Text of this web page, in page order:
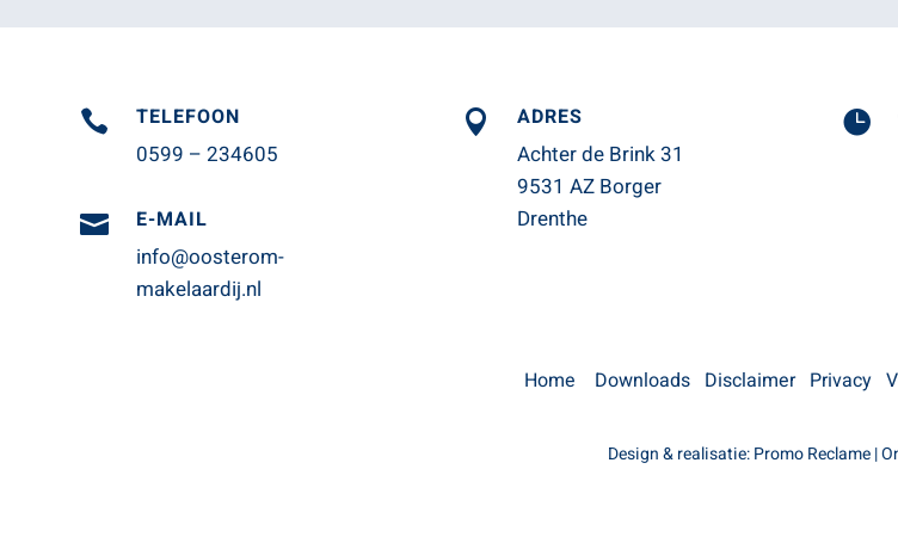
 TELEFOON
0599 – 234605
 E-MAIL
info@oosterom-
makelaardij.nl
 ADRES
Achter de Brink 31
9531 AZ Borger
Drenthe

Home Downloads Disclaimer Privacy
Design & realisatie:Promo Reclame |